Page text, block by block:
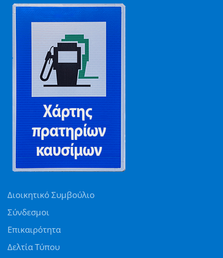
Διοικητικό Συμβούλιο
Σύνδεσμοι
Επικαιρότητα
Δελτία Τύπου